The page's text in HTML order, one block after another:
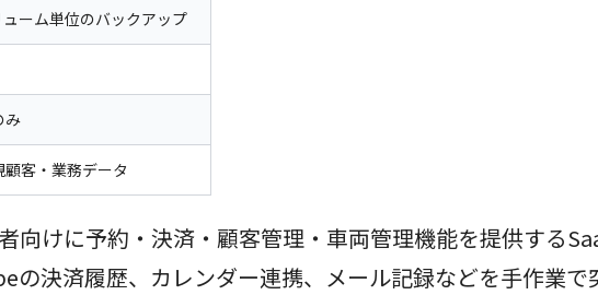
ーム単位のバックアップ
み
客・業務データ
向けに予約・決済・顧客管理・車両管理機能を提供する
の決済履歴、カレンダー連携、メール記録などを手作業